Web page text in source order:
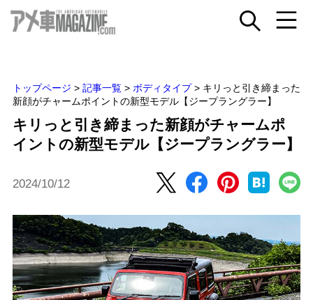
トップページ > 記事一覧 > ボディタイプ > キリっと引き締まった
新顔がチャームポイントの新型モデル【ジープラングラー】
キリっと引き締まった新顔がチャームポ
イントの新型モデル【ジープラングラー】
2024/10/12